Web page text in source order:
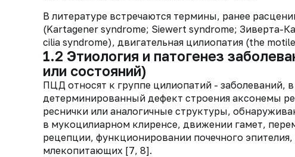
В литературе встречаются термины, ранее
(Kartagener syndrome; Siewert syndrome; Зиверта-
cilia syndrome), двигательная цилиопатия (the
1.2 Этиология и патогенез
или состояний)
ПЦД относят к группе цилиопатий - заболеваний,
детерминированный дефект строения аксонемы
реснички или аналогичные структуры,
в мукоцилиарном клиренсе, движении гамет,
рецепции, функционировании почечного
млекопитающих [7, 8].